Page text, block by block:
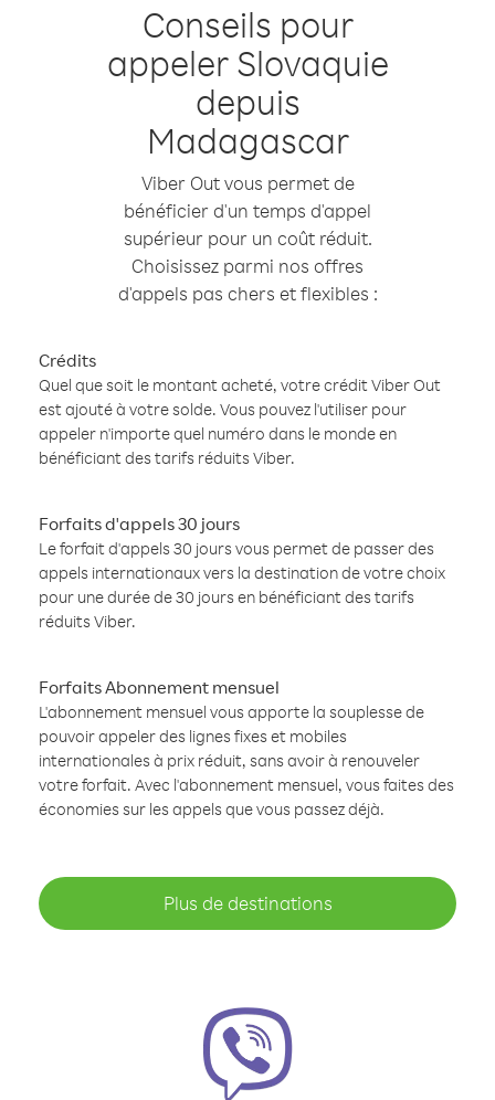
Conseils pour
appeler Slovaquie
depuis
Madagascar
Viber Out vous permet de
bénéficier d'un temps d'appel
supérieur pour un coût réduit.
Choisissez parmi nos offres
d'appels pas chers et flexibles :
Crédits
Quel que soit le montant acheté, votre crédit Viber Out
est ajouté à votre solde. Vous pouvez l'utiliser pour
appeler n'importe quel numéro dans le monde en
bénéficiant des tarifs réduits Viber.
Forfaits d'appels 30 jours
Le forfait d'appels 30 jours vous permet de passer des
appels internationaux vers la destination de votre choix
pour une durée de 30 jours en bénéficiant des tarifs
réduits Viber.
Forfaits Abonnement mensuel
L'abonnement mensuel vous apporte la souplesse de
pouvoir appeler des lignes fixes et mobiles
internationales à prix réduit, sans avoir à renouveler
votre forfait. Avec l'abonnement mensuel, vous faites des
économies sur les appels que vous passez déjà.
Plus de destinations